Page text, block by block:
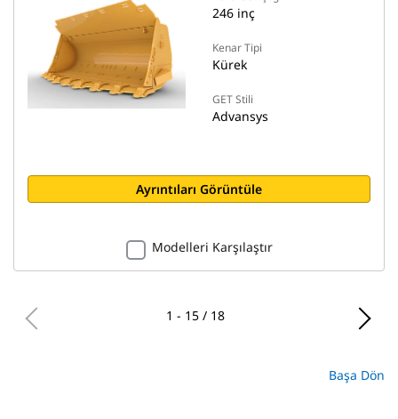
246 inç
Kenar Tipi
Kürek
GET Stili
Advansys
Ayrıntıları Görüntüle
Modelleri Karşılaştır
1 - 15 / 18
Başa Dön